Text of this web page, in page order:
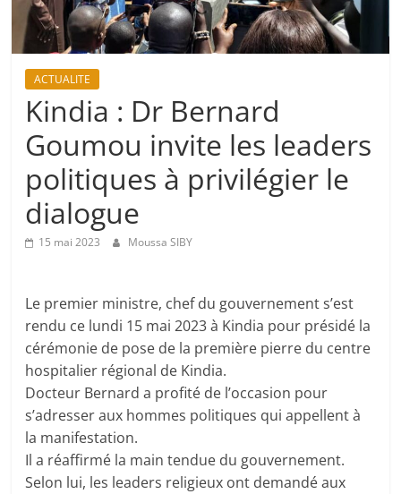
ACTUALITE
Kindia : Dr Bernard
Goumou invite les leaders
politiques à privilégier le
dialogue
15 mai 2023 Moussa SIBY
Le premier ministre, chef du gouvernement s’est
rendu ce lundi 15 mai 2023 à Kindia pour présidé la
cérémonie de pose de la première pierre du centre
hospitalier régional de Kindia.
Docteur Bernard a profité de l’occasion pour
s’adresser aux hommes politiques qui appellent à
la manifestation.
Il a réaffirmé la main tendue du gouvernement.
Selon lui, les leaders religieux ont demandé aux